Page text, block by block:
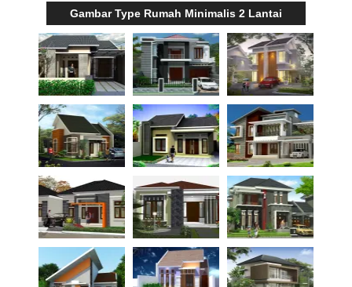
Gambar Type Rumah Minimalis 2 Lantai